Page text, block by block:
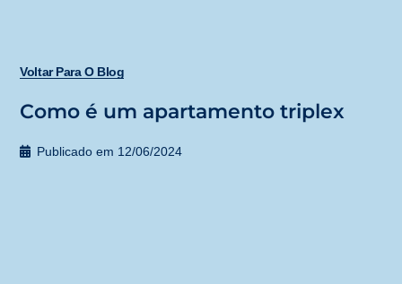
Voltar Para O Blog
Como é um apartamento triplex
Publicado em 12/06/2024